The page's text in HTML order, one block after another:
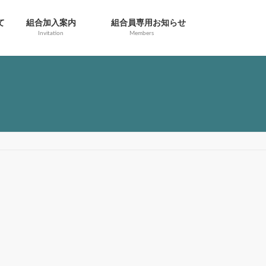
組合加入案内
Invitation
組合員専用お知らせ
Members